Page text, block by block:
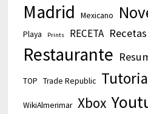
Madrid Mexicano
Playa
Prints RECETA Recetas
Restaurante
TOP Trade Republic
WikiAlmerimar Xbox